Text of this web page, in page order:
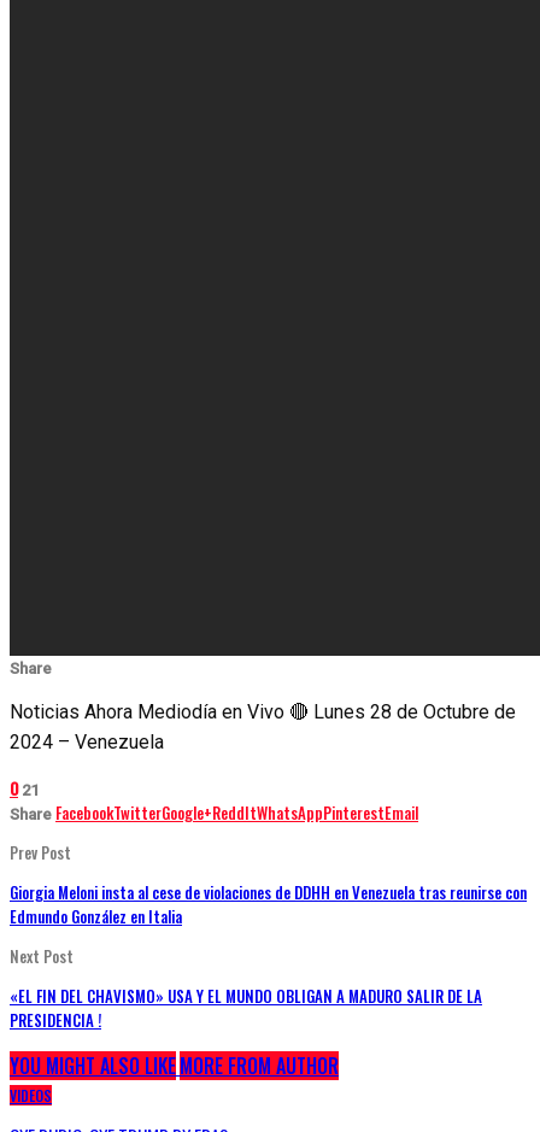
Share
Noticias Ahora Mediodía en Vivo 🔴 Lunes 28 de Octubre de
2024 – Venezuela
0 21
Share FacebookTwitterGoogle+ReddItWhatsAppPinterestEmail
Prev Post
Giorgia Meloni insta al cese de violaciones de DDHH en Venezuela tras reunirse con
Edmundo González en Italia
Next Post
«EL FIN DEL CHAVISMO» USA Y EL MUNDO OBLIGAN A MADURO SALIR DE LA
PRESIDENCIA !
YOU MIGHT ALSO LIKEMORE FROM AUTHOR
VIDEOS